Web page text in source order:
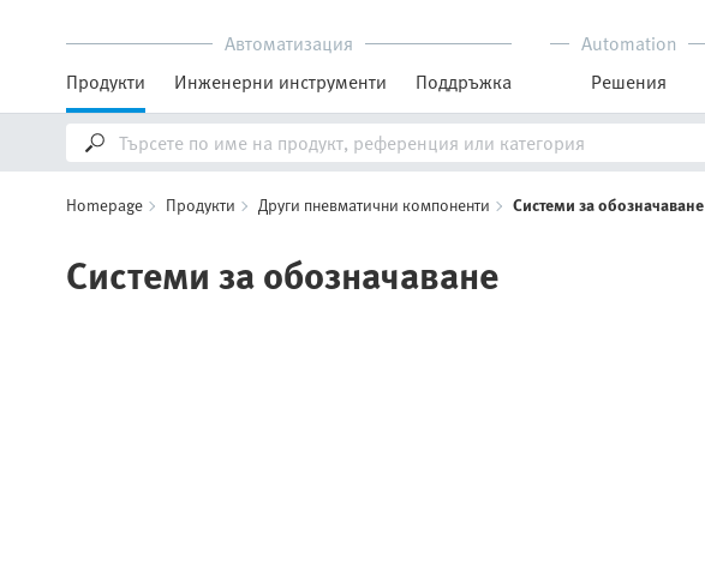
Автоматизация
Продукти
Инженерни инструменти Поддръжка
Automation
Решения
Homepage Продукти Други пневматични компоненти Системи за обозначаване
Системи за обозначаване